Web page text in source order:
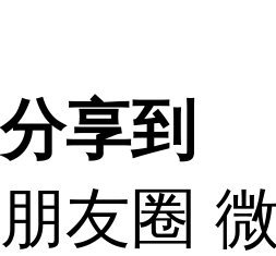
分享到
朋友圈